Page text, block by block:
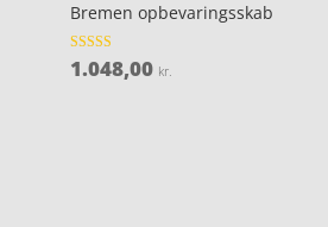
Bremen opbevaringsskab
Vurderet
3.8
1.048,00 kr.